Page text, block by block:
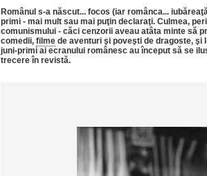
Românul s-a născut... focos (iar românca...
primi - mai mult sau mai puţin declaraţi. Culmea,
comunismului - căci cenzorii aveau atâta minte să
comedii, filme de aventuri şi poveşti de dragoste, şi
juni-primi ai ecranului românesc au început să se
trecere în revistă.